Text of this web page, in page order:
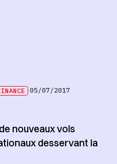
05/07/2017
nouveaux vols
desservant la